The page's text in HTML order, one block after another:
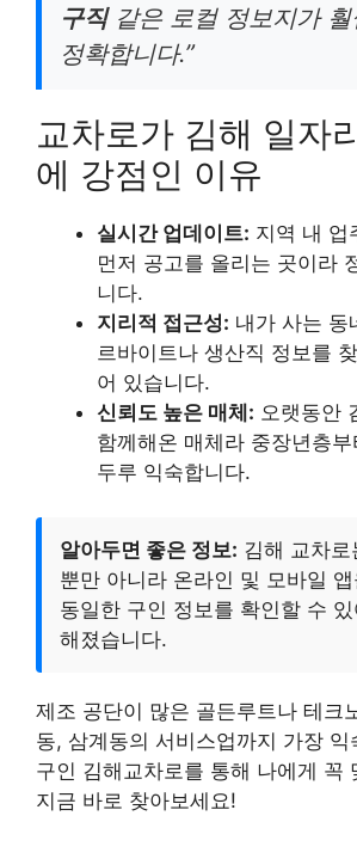
구직같은 로컬 정보지가 훨
정확합니다.”
교차로가 김해 일자
에 강점인 이유
실시간 업데이트: 지역 내 업
먼저 공고를 올리는 곳이라
니다.
지리적 접근성: 내가 사는 동
르바이트나 생산직 정보를
어 있습니다.
신뢰도 높은 매체: 오랫동안
함께해온 매체라 중장년층
두루 익숙합니다.
알아두면 좋은 정보: 김해 교차
뿐만 아니라 온라인 및 모바일
동일한 구인 정보를 확인할 수
해졌습니다.
제조 공단이 많은 골든루트나 테크
동, 삼계동의 서비스업까지 가장
구인 김해교차로를 통해 나에게 꼭
지금 바로 찾아보세요!